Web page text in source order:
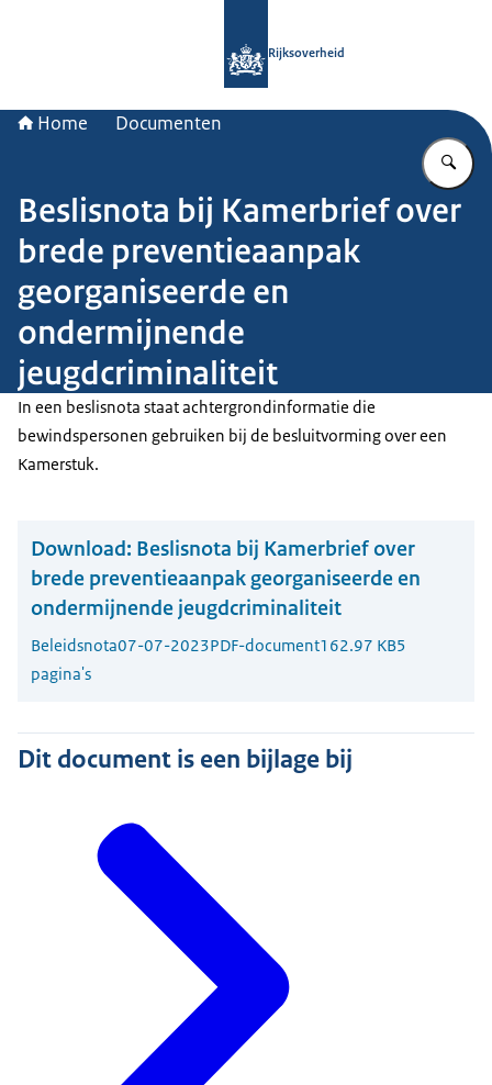
Rijksoverheid
Home Documenten
Beslisnota bij Kamerbrief over
brede preventieaanpak
georganiseerde en
ondermijnende
jeugdcriminaliteit
In een beslisnota staat achtergrondinformatie die
bewindspersonen gebruiken bij de besluitvorming over een
Kamerstuk.
Download: Beslisnota bij Kamerbrief over
brede preventieaanpak georganiseerde en
ondermijnende jeugdcriminaliteit
Beleidsnota07-07-2023PDF-document162.97 KB5
pagina's
Dit document is een bijlage bij